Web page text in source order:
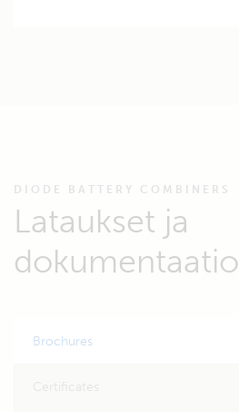
DIODE BATTERY COMBINERS
Lataukset ja
dokumentaatio
Brochures